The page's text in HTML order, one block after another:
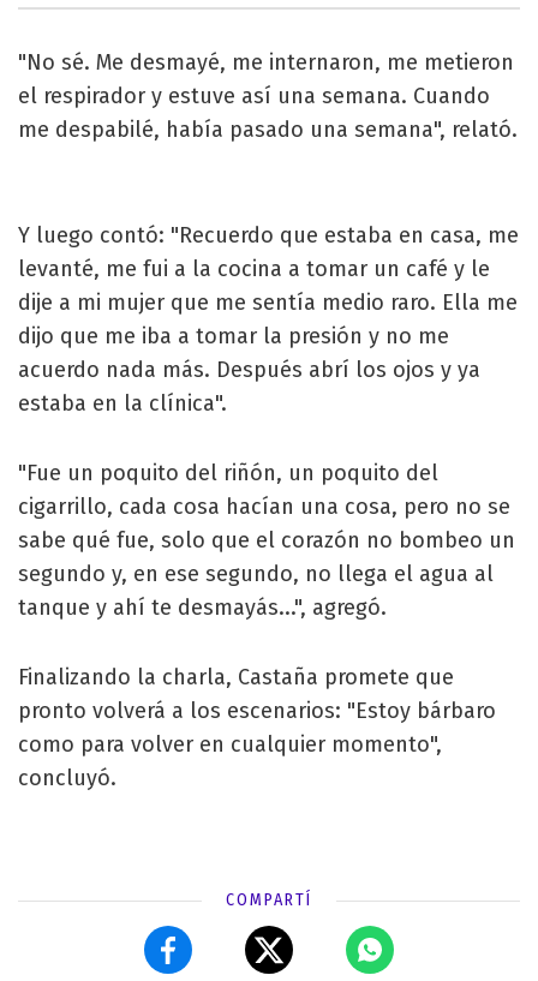
"No sé. Me desmayé, me internaron, me metieron
el respirador y estuve así una semana. Cuando
me despabilé, había pasado una semana", relató.
Y luego contó: "Recuerdo que estaba en casa, me
levanté, me fui a la cocina a tomar un café y le
dije a mi mujer que me sentía medio raro. Ella me
dijo que me iba a tomar la presión y no me
acuerdo nada más. Después abrí los ojos y ya
estaba en la clínica".
"Fue un poquito del riñón, un poquito del
cigarrillo, cada cosa hacían una cosa, pero no se
sabe qué fue, solo que el corazón no bombeo un
segundo y, en ese segundo, no llega el agua al
tanque y ahí te desmayás...", agregó.
Finalizando la charla, Castaña promete que
pronto volverá a los escenarios: "Estoy bárbaro
como para volver en cualquier momento",
concluyó.
COMPARTÍ